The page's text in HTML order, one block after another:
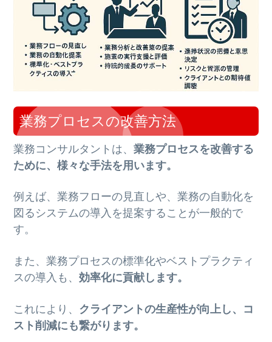
業務プロセスの改善方法
業務コンサルタントは、業務プロセスを改善する
ために、様々な手法を用います。
例えば、業務フローの見直しや、業務の自動化を
図るシステムの導入を提案することが一般的で
す。
また、業務プロセスの標準化やベストプラクティ
スの導入も、効率化に貢献します。
これにより、 クライアントの生産性が向上し、コ
スト削減にも繋がります。